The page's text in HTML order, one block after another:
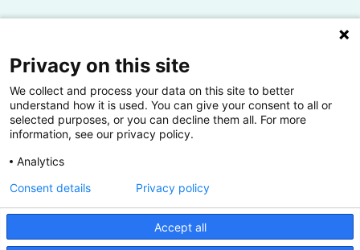
Lectoren en onderzoekers
Bedrijven
Hogescholen
De grootste kennisbank van het HBO
Inspiratie op jouw vakgebied
Privacy on this site
We collect and process your data on this site to better
understand how it is used. You can give your consent to all or
selected purposes, or you can decline them all. For more
information, see our privacy policy.
Analytics
Accept all
Consent details Privacy policy